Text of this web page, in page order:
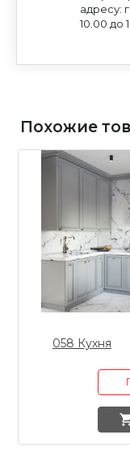
адресу:
10.00 до
Похожие
058 Кухня